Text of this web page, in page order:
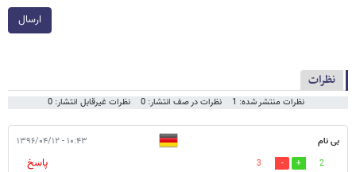
ارسال
نظرات
نظرات منتشر شده: 1 نظرات در صف انتشار: 0 نظرات غیرقابل انتشار: 0
بی نام ۱۰:۴۳ - ۱۳۹۶/۰۴/۱۲
2
3
پاسخ